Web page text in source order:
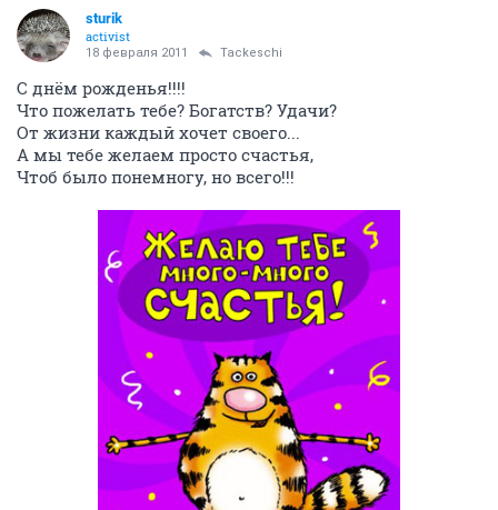
торту
ОТВЕТИТЬ
guru
18 февраля 2011 Tackeschi
activist
18 февраля 2011 Tackeschi
С днём рожденья!!!!
Что пожелать тебе? Богатств? Удачи?
От жизни каждый хочет своего...
А мы тебе желаем просто счастья,
Чтоб было понемногу, но всего!!!